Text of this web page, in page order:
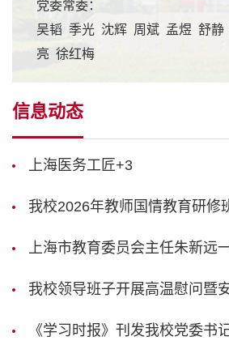
党委常委：
吴韬 季光 沈辉 周斌 孟煜 舒静
亮 徐红梅
信息动态
上海医务工匠+3